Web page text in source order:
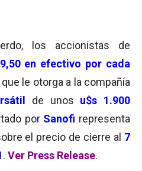
los accionistas de
en efectivo por cada
le otorga a la compañía
de unos u$s 1.900
por Sanofi representa
el precio de cierre al 7
. Ver Press Release.